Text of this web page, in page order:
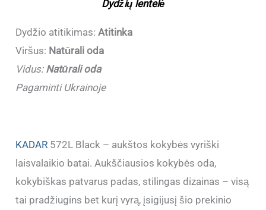
atitinka)
Dydžių lentelė
Dydžio atitikimas: Atitinka
Viršus: Natūrali oda
Vidus: Natūrali oda
Pagaminti Ukrainoje
KADAR 572L Black – aukštos kokybės vyriški
laisvalaikio batai. Aukščiausios kokybės oda,
kokybiškas patvarus padas, stilingas dizainas – visą
tai pradžiugins bet kurį vyrą, įsigijusį šio prekinio